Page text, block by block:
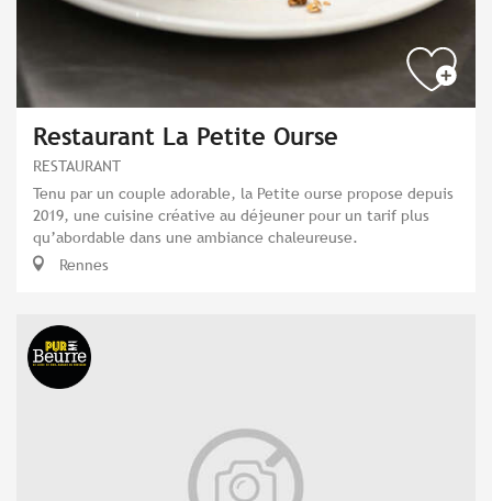
Restaurant La Petite Ourse
RESTAURANT
Tenu par un couple adorable, la Petite ourse propose depuis
2019, une cuisine créative au déjeuner pour un tarif plus
qu’abordable dans une ambiance chaleureuse.
Rennes